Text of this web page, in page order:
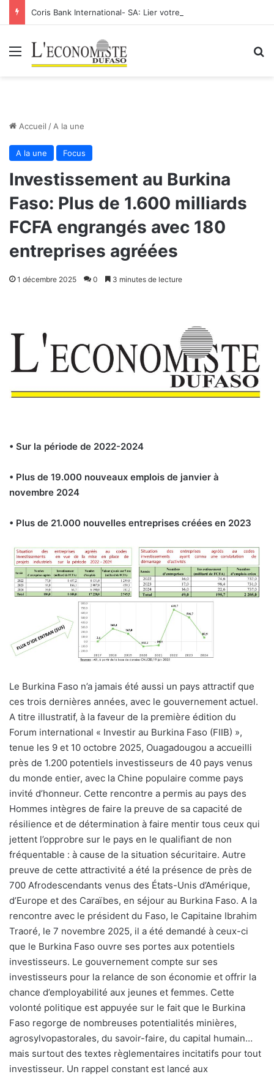
Menu
Accueil / A la une
A la une Focus
Investissement au Burkina
Faso: Plus de 1.600 milliards
FCFA engrangés avec 180
entreprises agréées
1 décembre 2025 0 3 minutes de lecture
• Sur la période de 2022-2024
• Plus de 19.000 nouveaux emplois de janvier à
novembre 2024
• Plus de 21.000 nouvelles entreprises créées en 2023
Le Burkina Faso n’a jamais été aussi un pays attractif que
ces trois dernières années, avec le gouvernement actuel.
A titre illustratif, à la faveur de la première édition du
Forum international « Investir au Burkina Faso (FIIB) »,
tenue les 9 et 10 octobre 2025, Ouagadougou a accueilli
près de 1.200 potentiels investisseurs de 40 pays venus
du monde entier, avec la Chine populaire comme pays
invité d’honneur. Cette rencontre a permis au pays des
Hommes intègres de faire la preuve de sa capacité de
résilience et de détermination à faire mentir tous ceux qui
jettent l’opprobre sur le pays en le qualifiant de non
fréquentable : à cause de la situation sécuritaire. Autre
preuve de cette attractivité a été la présence de près de
700 Afrodescendants venus des États-Unis d’Amérique,
d’Europe et des Caraïbes, en séjour au Burkina Faso. A la
rencontre avec le président du Faso, le Capitaine Ibrahim
Traoré, le 7 novembre 2025, il a été demandé à ceux-ci
que le Burkina Faso ouvre ses portes aux potentiels
investisseurs. Le gouvernement compte sur ses
investisseurs pour la relance de son économie et offrir la
chance d’employabilité aux jeunes et femmes. Cette
volonté politique est appuyée sur le fait que le Burkina
Faso regorge de nombreuses potentialités minières,
agrosylvopastorales, du savoir-faire, du capital humain…
mais surtout des textes règlementaires incitatifs pour tout
investisseur. Un rappel constant est lancé aux